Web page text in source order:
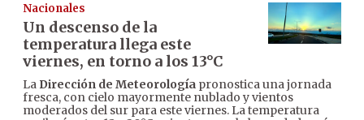
Nacionales
Un descenso de la
temperatura llega este
viernes, en torno a los 13°C
La Dirección de Meteorología pronostica una jornada
fresca, con cielo mayormente nublado y vientos
moderados del sur para este viernes. La temperatura